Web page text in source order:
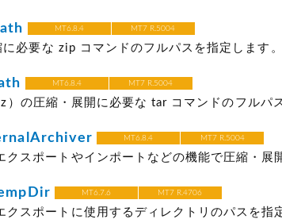
MT6.8.4 MT7 R.5004
必要な zip コマンドのフルパスを指定します
MT6.8.4 MT7 R.5004
）の圧縮・展開に必要な tar コマンドのフルパ
MT6.8.4 MT7 R.5004
クスポートやインポートなどの機能で圧縮・展
MT6.7.6 MT7 R.4706
クスポートに使用するディレクトリのパスを指